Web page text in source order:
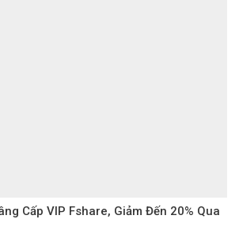
Cấp VIP Fshare, Giảm Đến 20% Qua